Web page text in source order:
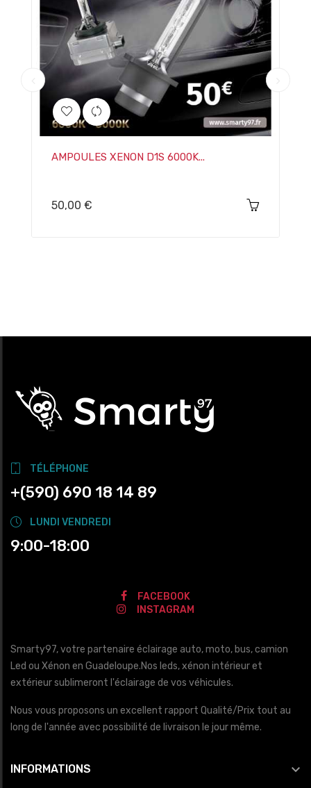
AMPOULES XENON D1S 6000K...
Prix
50,00 €
TÉLÉPHONE
+(590) 690 18 14 89
LUNDI VENDREDI
9:00-18:00
FACEBOOK
INSTAGRAM
Smarty97, votre partenaire éclairage auto, moto, bus, camion
Led ou Xénon en Guadeloupe.Nos leds, xénon intérieur et
extérieur sublimeront l'éclairage de vos véhicules.
Nous vous proposons un excellent rapport Qualité/Prix tout au
long de l'année avec possibilité de livraison le jour même.
INFORMATIONS 